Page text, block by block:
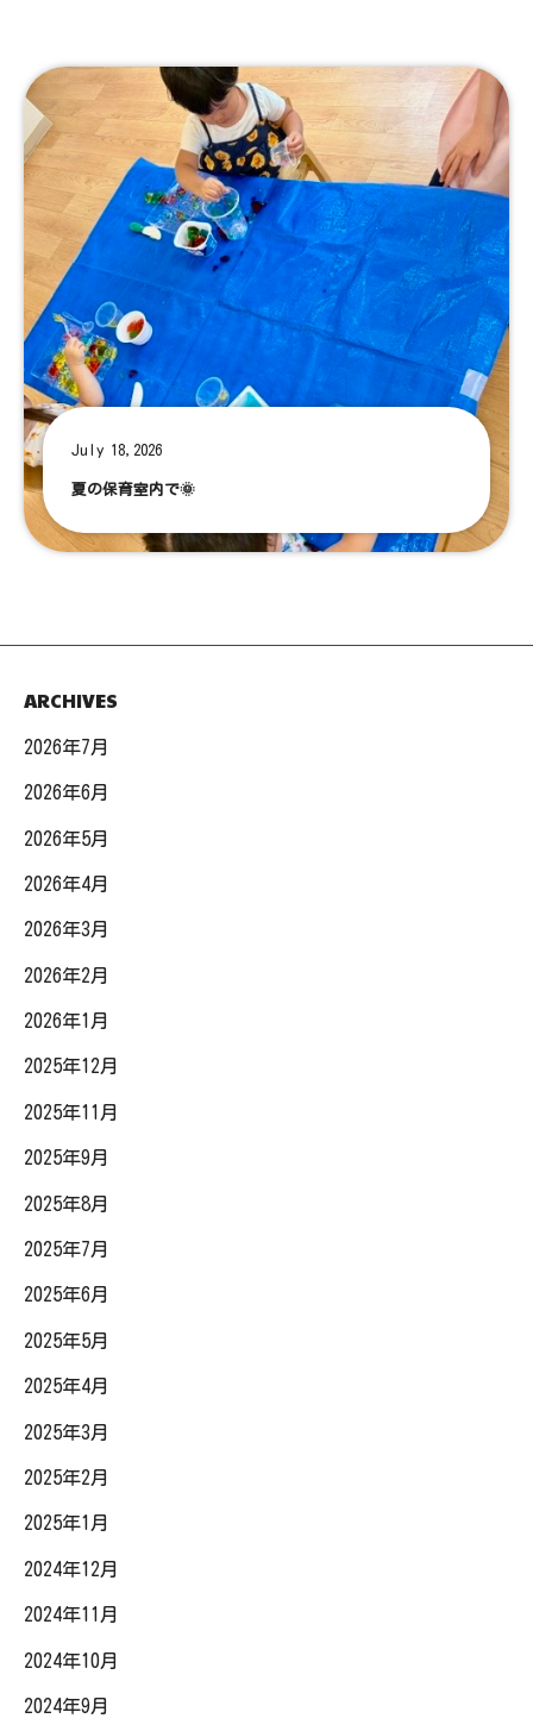
July 18,2026
夏の保育室内で🌞
ARCHIVES
2026年7月
2026年6月
2026年5月
2026年4月
2026年3月
2026年2月
2026年1月
2025年12月
2025年11月
2025年9月
2025年8月
2025年7月
2025年6月
2025年5月
2025年4月
2025年3月
2025年2月
2025年1月
2024年12月
2024年11月
2024年10月
2024年9月